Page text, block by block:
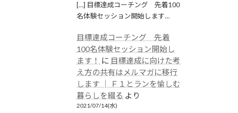
[…] 目標達成コーチング 先着100
名体験セッション開始します…
目標達成コーチング 先着
100名体験セッション開始し
ます！
に 目標達成に向けた考
え方の共有はメルマガに移行
します │ Ｆ１とランを愉しむ
暮らしを綴る より
2021/07/14(水)